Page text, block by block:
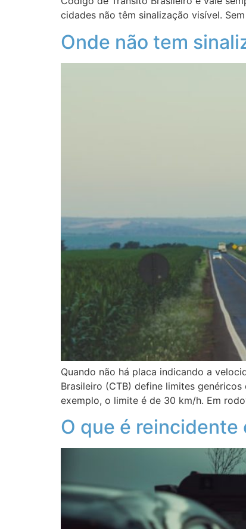
cidades não têm sinalização visível.
Onde não tem
Quando não há placa indicando a
Brasileiro (CTB) define limites
exemplo, o limite é de 30 km/h. Em
O que é reincidente